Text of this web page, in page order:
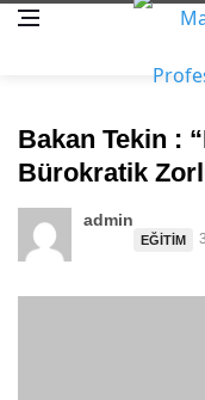
Bakan Tekin :
Bürokratik
admin
EĞITIM